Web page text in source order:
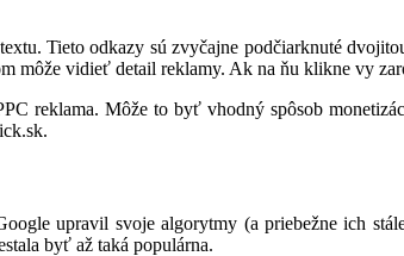
Tieto odkazy sú zvyčajne podčiarknuté
môže vidieť detail reklamy. Ak na ňu klikne vy
reklama. Môže to byť vhodný spôsob
upravil svoje algorytmy (a priebežne ich
byť až taká populárna.